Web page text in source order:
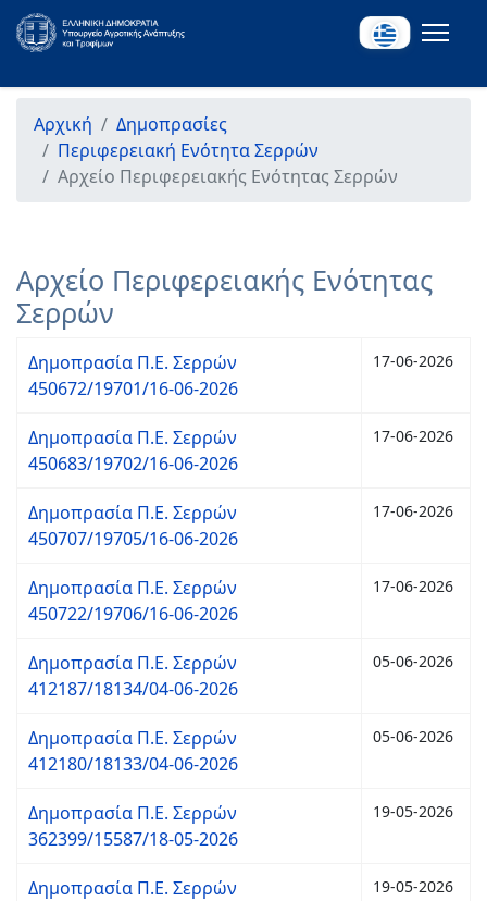
Αρχική
Δημοπρασίες
Περιφερειακή Ενότητα Σερρών
Αρχείο Περιφερειακής Ενότητας Σερρών
Αρχείο Περιφερειακής Ενότητας
Σερρών
Δημοπρασία Π.Ε. Σερρών
450672/19701/16-06-2026
17-06-2026
Δημοπρασία Π.Ε. Σερρών
450683/19702/16-06-2026
17-06-2026
Δημοπρασία Π.Ε. Σερρών
450707/19705/16-06-2026
17-06-2026
Δημοπρασία Π.Ε. Σερρών
450722/19706/16-06-2026
17-06-2026
Δημοπρασία Π.Ε. Σερρών
412187/18134/04-06-2026
05-06-2026
Δημοπρασία Π.Ε. Σερρών
412180/18133/04-06-2026
05-06-2026
Δημοπρασία Π.Ε. Σερρών
362399/15587/18-05-2026
19-05-2026
Δημοπρασία Π.Ε. Σερρών
19-05-2026